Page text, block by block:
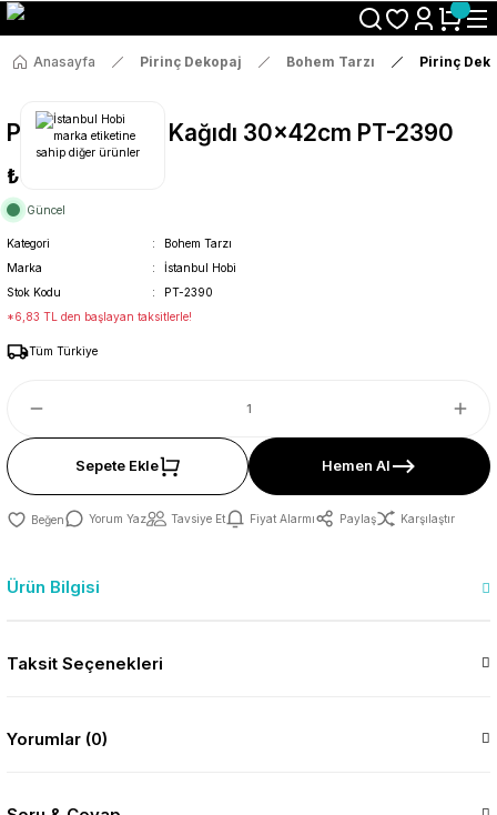
Size Özel "HG10" Koduyla Sepette Hemen %10 İndirimi Kaçırma
Anasayfa Pirinç Dekopaj Bohem Tarzı Pirinç
Pirinç Dekopaj Kağıdı 30x42cm PT-2390
₺36
Güncel
Kategori
Bohem Tarzı
Marka
İstanbul Hobi
Stok Kodu
PT-2390
*6,83 TL den başlayan taksitlerle!
Tüm Türkiye
Sepete Ekle Hemen Al
Yorum Yaz Tavsiye Et Fiyat Alarmı Paylaş Karşılaştır
Ürün Bilgisi
Taksit Seçenekleri
Yorumlar (0)